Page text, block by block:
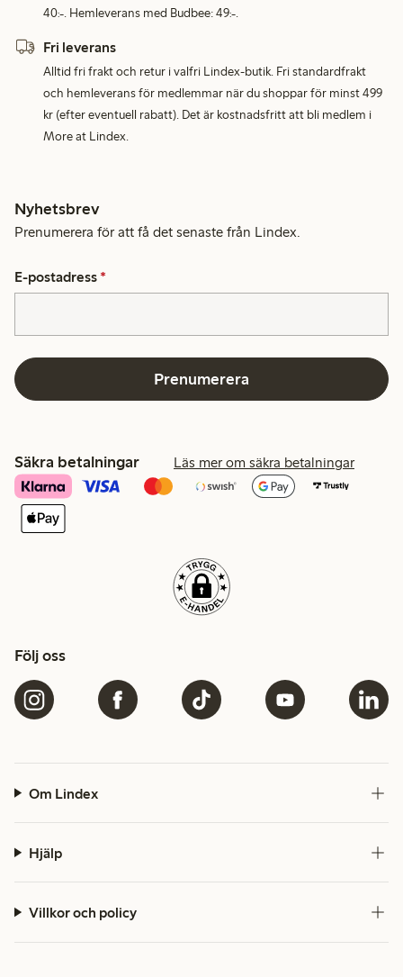
40:-. Hemleverans med Budbee: 49:-.
Fri leverans
Alltid fri frakt och retur i valfri Lindex-butik. Fri standardfrakt
och hemleverans för medlemmar när du shoppar för minst 499
kr (efter eventuell rabatt). Det är kostnadsfritt att bli medlem i
More at Lindex.
Nyhetsbrev
Prenumerera för att få det senaste från Lindex.
E-postadress *
Prenumerera
Säkra betalningar Läs mer om säkra betalningar
Följ oss
Om Lindex
Hjälp
Villkor och policy